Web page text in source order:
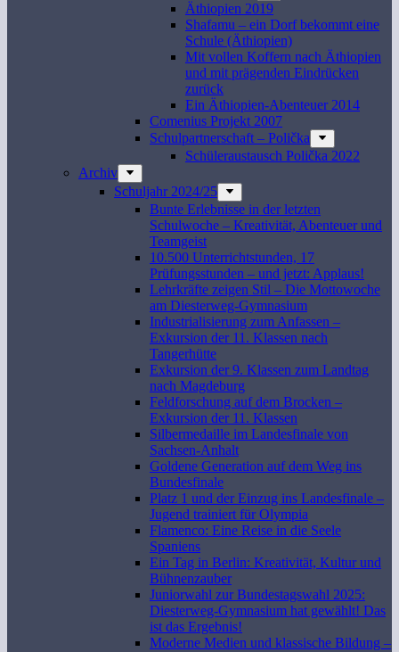
Äthiopien 2019
Shafamu – ein Dorf bekommt eine
Schule (Äthiopien)
Mit vollen Koffern nach Äthiopien
und mit prägenden Eindrücken
zurück
Ein Äthiopien-Abenteuer 2014
Comenius Projekt 2007
Schulpartnerschaft – Polička
Schüleraustausch Polička 2022
Archiv
Schuljahr 2024/25
Bunte Erlebnisse in der letzten
Schulwoche – Kreativität, Abenteuer und
Teamgeist
10.500 Unterrichtstunden, 17
Prüfungsstunden – und jetzt: Applaus!
Lehrkräfte zeigen Stil – Die Mottowoche
am Diesterweg-Gymnasium
Industrialisierung zum Anfassen –
Exkursion der 11. Klassen nach
Tangerhütte
Exkursion der 9. Klassen zum Landtag
nach Magdeburg
Feldforschung auf dem Brocken –
Exkursion der 11. Klassen
Silbermedaille im Landesfinale von
Sachsen-Anhalt
Goldene Generation auf dem Weg ins
Bundesfinale
Platz 1 und der Einzug ins Landesfinale –
Jugend trainiert für Olympia
Flamenco: Eine Reise in die Seele
Spaniens
Ein Tag in Berlin: Kreativität, Kultur und
Bühnenzauber
Juniorwahl zur Bundestagswahl 2025:
Diesterweg-Gymnasium hat gewählt! Das
ist das Ergebnis!
Moderne Medien und klassische Bildung –